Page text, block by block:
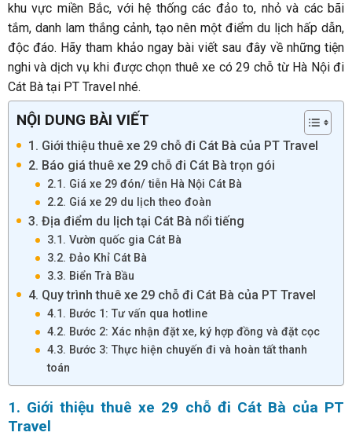
khu vực miền Bắc, với hệ thống các đảo to, nhỏ và các bãi
tắm, danh lam thắng cảnh, tạo nên một điểm du lịch hấp dẫn,
độc đáo. Hãy tham khảo ngay bài viết sau đây về những tiện
nghi và dịch vụ khi được chọn thuê xe có 29 chỗ từ Hà Nội đi
Cát Bà tại PT Travel nhé.
NỘI DUNG BÀI VIẾT
1. Giới thiệu thuê xe 29 chỗ đi Cát Bà của PT Travel
2. Báo giá thuê xe 29 chỗ đi Cát Bà trọn gói
2.1. Giá xe 29 đón/ tiễn Hà Nội Cát Bà
2.2. Giá xe 29 du lịch theo đoàn
3. Địa điểm du lịch tại Cát Bà nổi tiếng
3.1. Vườn quốc gia Cát Bà
3.2. Đảo Khỉ Cát Bà
3.3. Biển Trà Bầu
4. Quy trình thuê xe 29 chỗ đi Cát Bà của PT Travel
4.1. Bước 1: Tư vấn qua hotline
4.2. Bước 2: Xác nhận đặt xe, ký hợp đồng và đặt cọc
4.3. Bước 3: Thực hiện chuyến đi và hoàn tất thanh
toán
1. Giới thiệu thuê xe 29 chỗ đi Cát Bà của PT
Travel